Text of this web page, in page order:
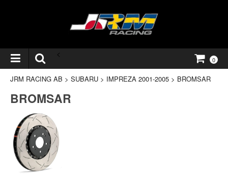
<
0
JRM RACING AB > SUBARU > IMPREZA 2001-2005 > BROMSAR
BROMSAR